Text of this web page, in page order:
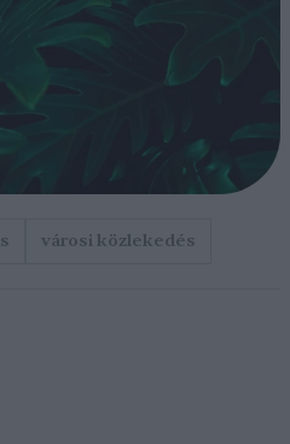
városi közlekedés